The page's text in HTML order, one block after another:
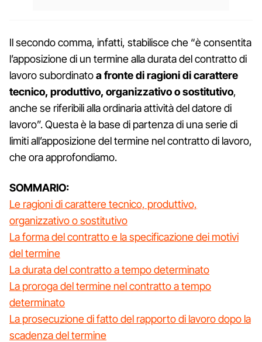
Il secondo comma, infatti, stabilisce che “è consentita
l’apposizione di un termine alla durata del contratto di
lavoro subordinatoa fronte di ragioni di carattere
tecnico, produttivo, organizzativo o sostitutivo,
anche se riferibili alla ordinaria attività del datore di
lavoro”. Questa è la base di partenza di una serie di
limiti all’apposizione del termine nel contratto di lavoro,
che ora approfondiamo.
SOMMARIO:
Le ragioni di carattere tecnico, produttivo,
organizzativo o sostitutivo
La forma del contratto e la specificazione dei motivi
del termine
La durata del contratto a tempo determinato
La proroga del termine nel contratto a tempo
determinato
La prosecuzione di fatto del rapporto di lavoro dopo la
scadenza del termine